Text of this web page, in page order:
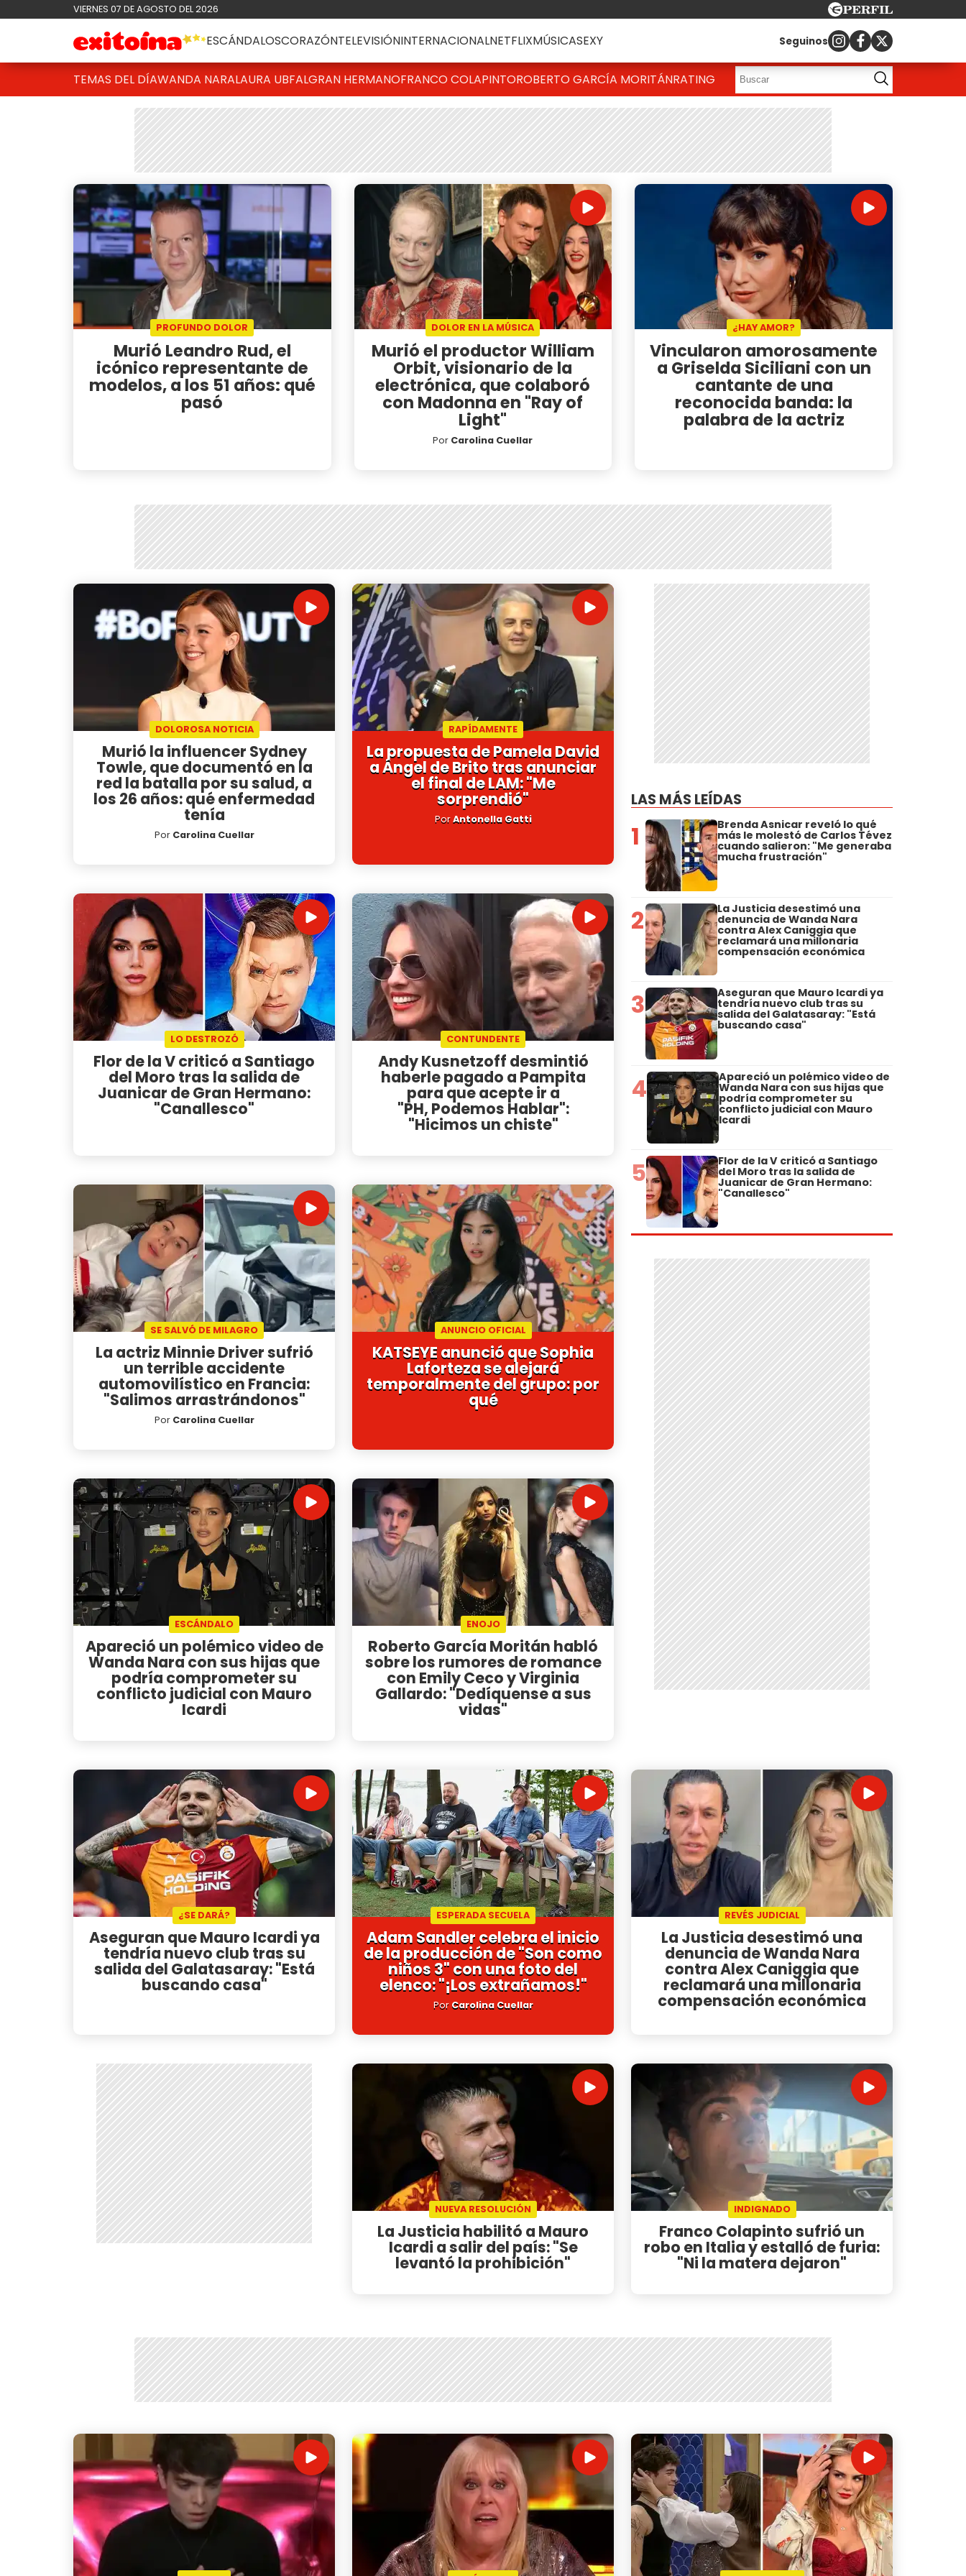
VIERNES 07 DE AGOSTO DEL 2026
ESCÁNDALOSCORAZÓNTELEVISIÓNINTERNACIONALNETFLIXMÚSICASEXY Seguinos
TEMAS DEL DÍAWANDA NARALAURA UBFALGRAN HERMANOFRANCO COLAPINTOROBERTO GARCÍA MORITÁNRATING
PROFUNDO DOLOR
Murió Leandro Rud, el
icónico representante de
modelos, a los 51 años: qué
pasó
DOLOR EN LA MÚSICA
Murió el productor William
Orbit, visionario de la
electrónica, que colaboró
con Madonna en "Ray of
Light"
Por Carolina Cuellar
¿HAY AMOR?
Vincularon amorosamente
a Griselda Siciliani con un
cantante de una
reconocida banda: la
palabra de la actriz
DOLOROSA NOTICIA
Murió la influencer Sydney
Towle, que documentó en la
red la batalla por su salud, a
los 26 años: qué enfermedad
tenía
Por Carolina Cuellar
RAPÍDAMENTE
La propuesta de Pamela David
a Ángel de Brito tras anunciar
el final de LAM: "Me
sorprendió"
PorAntonella Gatti
LO DESTROZÓ
Flor de la V criticó a Santiago
del Moro tras la salida de
Juanicar de Gran Hermano:
"Canallesco"
CONTUNDENTE
Andy Kusnetzoff desmintió
haberle pagado a Pampita
para que acepte ir a
"PH, Podemos Hablar":
"Hicimos un chiste"
SE SALVÓ DE MILAGRO
La actriz Minnie Driver sufrió
un terrible accidente
automovilístico en Francia:
"Salimos arrastrándonos"
Por Carolina Cuellar
ANUNCIO OFICIAL
KATSEYE anunció que Sophia
Laforteza se alejará
temporalmente del grupo: por
qué
ESCÁNDALO
Apareció un polémico video de
Wanda Nara con sus hijas que
podría comprometer su
conflicto judicial con Mauro
Icardi
ENOJO
Roberto García Moritán habló
sobre los rumores de romance
con Emily Ceco y Virginia
Gallardo: "Dedíquense a sus
vidas"
¿SE DARÁ?
Aseguran que Mauro Icardi ya
tendría nuevo club tras su
salida del Galatasaray: "Está
buscando casa"
ESPERADA SECUELA
Adam Sandler celebra el inicio
de la producción de "Son como
niños 3" con una foto del
elenco: "¡Los extrañamos!"
Por Carolina Cuellar
REVÉS JUDICIAL
La Justicia desestimó una
denuncia de Wanda Nara
contra Alex Caniggia que
reclamará una millonaria
compensación económica
NUEVA RESOLUCIÓN
La Justicia habilitó a Mauro
Icardi a salir del país: "Se
levantó la prohibición"
INDIGNADO
Franco Colapinto sufrió un
robo en Italia y estalló de furia:
"Ni la matera dejaron"
LAS MÁS LEÍDAS
1 Brenda Asnicar reveló lo qué
más le molestó de Carlos Tévez
cuando salieron: "Me generaba
mucha frustración"
2 La Justicia desestimó una
denuncia de Wanda Nara
contra Alex Caniggia que
reclamará una millonaria
compensación económica
3 Aseguran que Mauro Icardi ya
tendría nuevo club tras su
salida del Galatasaray: "Está
buscando casa"
4 Apareció un polémico video de
Wanda Nara con sus hijas que
podría comprometer su
conflicto judicial con Mauro
Icardi
5 Flor de la V criticó a Santiago
del Moro tras la salida de
Juanicar de Gran Hermano:
"Canallesco"